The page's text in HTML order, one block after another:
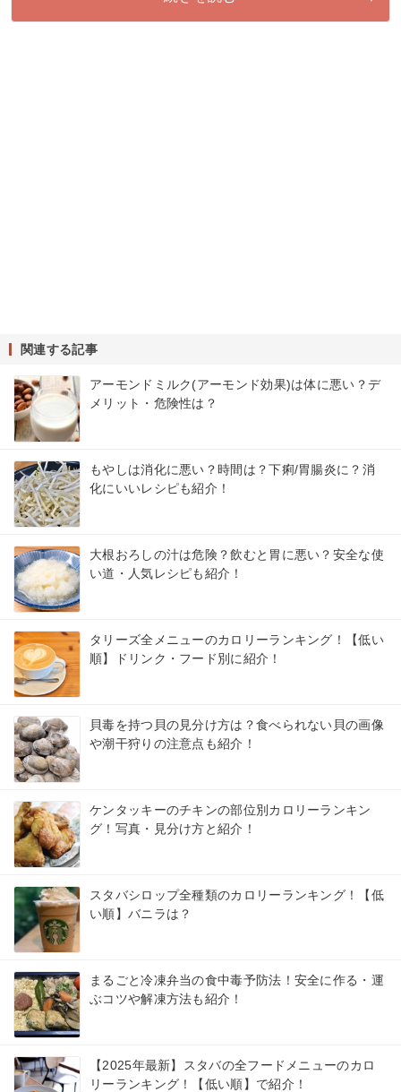
関連する記事
アーモンドミルク(アーモンド効果)は体に悪い？デ
メリット・危険性は？
もやしは消化に悪い？時間は？下痢/胃腸炎に？消
化にいいレシピも紹介！
大根おろしの汁は危険？飲むと胃に悪い？安全な使
い道・人気レシピも紹介！
タリーズ全メニューのカロリーランキング！【低い
順】ドリンク・フード別に紹介！
貝毒を持つ貝の見分け方は？食べられない貝の画像
や潮干狩りの注意点も紹介！
ケンタッキーのチキンの部位別カロリーランキン
グ！写真・見分け方と紹介！
スタバシロップ全種類のカロリーランキング！【低
い順】バニラは？
まるごと冷凍弁当の食中毒予防法！安全に作る・運
ぶコツや解凍方法も紹介！
【2025年最新】スタバの全フードメニューのカロ
リーランキング！【低い順】で紹介！